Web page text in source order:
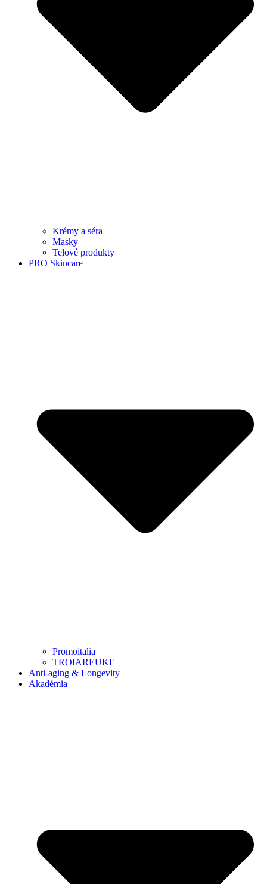
Krémy a séra
Masky
Telové produkty
PRO Skincare
Promoitalia
TROIAREUKE
Anti-aging & Longevity
Akadémia